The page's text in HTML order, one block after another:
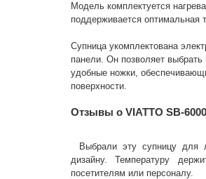
Модель комплектуется
поддерживается
Супница укомплектована
панели. Он позволяет
удобные ножки,
поверхности.
Отзывы о VIATTO SB-
Выбрали эту супницу для
дизайну. Температуру
посетителям или персоналу.